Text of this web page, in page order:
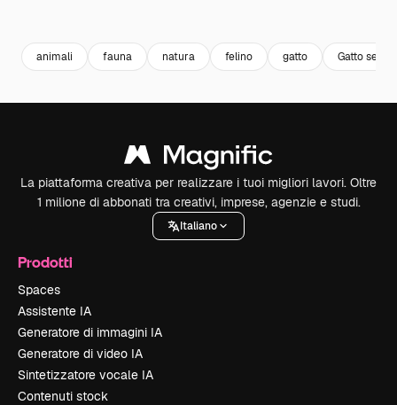
animali fauna natura felino gatto Gatto
La piattaforma creativa per realizzare i tuoi migliori lavori. Oltre
1 milione di abbonati tra creativi, imprese, agenzie e studi.
Italiano
Prodotti
Spaces
Assistente IA
Generatore di immagini IA
Generatore di video IA
Sintetizzatore vocale IA
Contenuti stock